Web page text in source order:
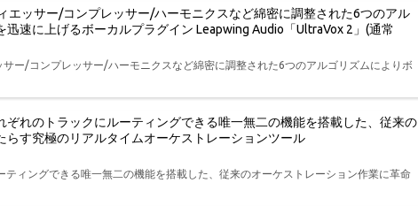
エッサー/コンプレッサー/ハーモニクスなど綿密に調整された6つのアル
速に上げるボーカルプラグイン Leapwing Audio「UltraVox 2」(通常
ー/コンプレッサー/ハーモニクスなど綿密に調整された6つのアルゴリズムによりボ
れのトラックにルーティングできる唯一無二の機能を搭載した、従来の
らす究極のリアルタイムオーケストレーションツール
ィングできる唯一無二の機能を搭載した、従来のオーケストレーション作業に革命